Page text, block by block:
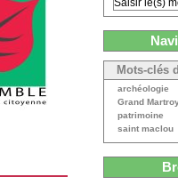
Mots-clés
archéologie
Grand
patrimoine
saint maclou